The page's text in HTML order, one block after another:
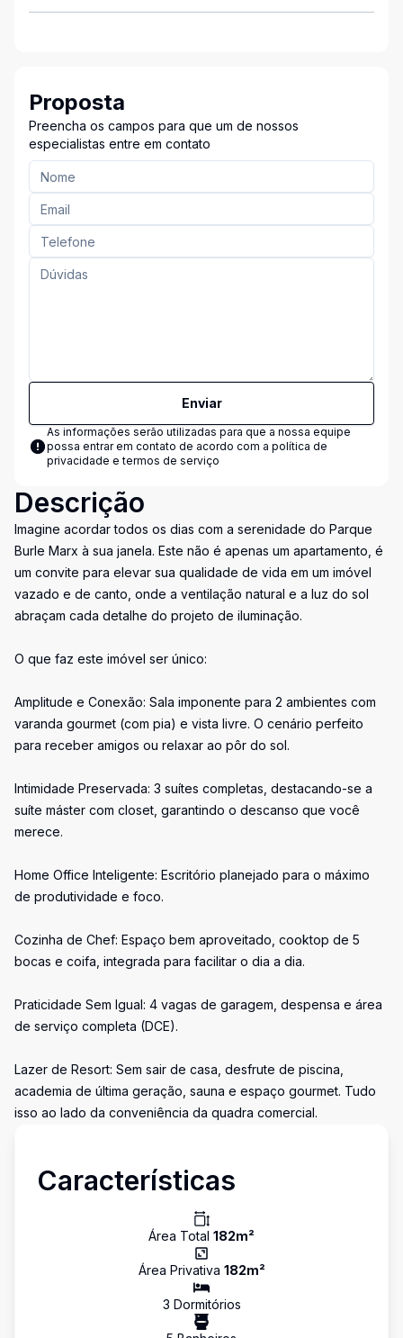
Proposta
Preencha os campos para que um de nossos
especialistas entre em contato
Enviar
As informações serão utilizadas para que a nossa equipe
possa entrar em contato de acordo com a política de
privacidade e termos de serviço
Descrição
Imagine acordar todos os dias com a serenidade do Parque
Burle Marx à sua janela. Este não é apenas um apartamento, é
um convite para elevar sua qualidade de vida em um imóvel
vazado e de canto, onde a ventilação natural e a luz do sol
abraçam cada detalhe do projeto de iluminação.
O que faz este imóvel ser único:
Amplitude e Conexão: Sala imponente para 2 ambientes com
varanda gourmet (com pia) e vista livre. O cenário perfeito
para receber amigos ou relaxar ao pôr do sol.
Intimidade Preservada: 3 suítes completas, destacando-se a
suíte máster com closet, garantindo o descanso que você
merece.
Home Office Inteligente: Escritório planejado para o máximo
de produtividade e foco.
Cozinha de Chef: Espaço bem aproveitado, cooktop de 5
bocas e coifa, integrada para facilitar o dia a dia.
Praticidade Sem Igual: 4 vagas de garagem, despensa e área
de serviço completa (DCE).
Lazer de Resort: Sem sair de casa, desfrute de piscina,
academia de última geração, sauna e espaço gourmet. Tudo
isso ao lado da conveniência da quadra comercial.
Características
Área Total 182m²
Área Privativa 182m²
3 Dormitórios